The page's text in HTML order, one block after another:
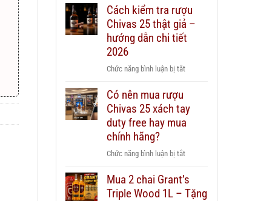
Chivas
12,
18,
–
loại
nào
quà
Cách kiểm tra rượu
Chivas 25 thật giả –
hướng dẫn chi tiết
2026
Chức năng bình luận bị tắtở
tra
rượu
thật
–
hướng
Có nên mua rượu
Chivas 25 xách tay
duty free hay mua
chính hãng?
Chức năng bình luận bị tắtở
nên
mua
Mua 2 chai Grant’s
Triple Wood 1L – Tặng